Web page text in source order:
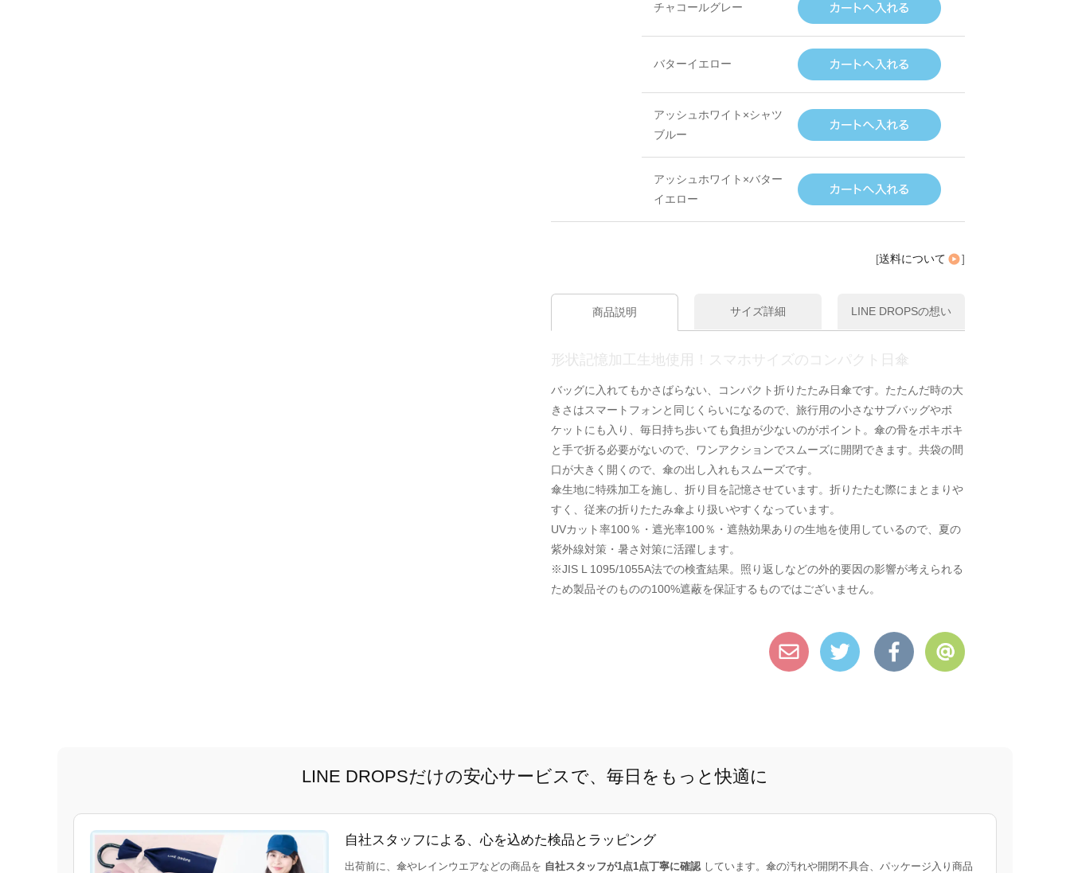
チャコールグレー
バターイエロー
アッシュホワイト×シャツ
ブルー
アッシュホワイト×バター
イエロー
[送料について ]
商品説明 サイズ詳細 LINE DROPSの想い
形状記憶加工生地使用！スマホサイズのコンパクト日傘
バッグに入れてもかさばらない、コンパクト折りたたみ日傘です。たたんだ時の大
きさはスマートフォンと同じくらいになるので、旅行用の小さなサブバッグやポ
ケットにも入り、毎日持ち歩いても負担が少ないのがポイント。傘の骨をポキポキ
と手で折る必要がないので、ワンアクションでスムーズに開閉できます。共袋の間
口が大きく開くので、傘の出し入れもスムーズです。
傘生地に特殊加工を施し、折り目を記憶させています。折りたたむ際にまとまりや
すく、従来の折りたたみ傘より扱いやすくなっています。
UVカット率100％・遮光率100％・遮熱効果ありの生地を使用しているので、夏の
紫外線対策・暑さ対策に活躍します。
※JIS L 1095/1055A法での検査結果。照り返しなどの外的要因の影響が考えられる
ため製品そのものの100%遮蔽を保証するものではございません。
LINE DROPSだけの安心サービスで、毎日をもっと快適に
自社スタッフによる、心を込めた検品とラッピング
出荷前に、傘やレインウエアなどの商品を 自社スタッフが1点1点丁寧に確認しています。傘の汚れや開閉不具合、パッケージ入り商品